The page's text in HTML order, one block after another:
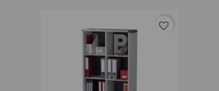
favorite_border